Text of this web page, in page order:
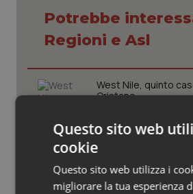
Veneto
Oncoematologia
Oncologia & Nutrizione
Quotidiano Cardiologia
Quotidiano Chirurgia
Potrebbe
Regioni e Asl
West Nile, quinto
Oristano
Cresce la ricerca in
numero più alto degli
anni
Questo sito web
cookie
Questo sito web utilizza i
migliorare la tua esperienza